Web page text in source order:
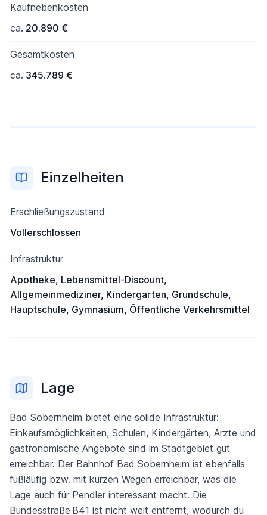
Kaufnebenkosten
ca. 20.890 €
Gesamtkosten
ca. 345.789 €
Einzelheiten
Erschließungszustand
Vollerschlossen
Infrastruktur
Apotheke, Lebensmittel-Discount,
Allgemeinmediziner, Kindergarten, Grundschule,
Hauptschule, Gymnasium, Öffentliche Verkehrsmittel
Lage
Bad Sobernheim bietet eine solide Infrastruktur:
Einkaufsmöglichkeiten, Schulen, Kindergärten, Ärzte und
gastronomische Angebote sind im Stadtgebiet gut
erreichbar. Der Bahnhof Bad Sobernheim ist ebenfalls
fußläufig bzw. mit kurzen Wegen erreichbar, was die
Lage auch für Pendler interessant macht. Die
Bundesstraße B41 ist nicht weit entfernt, wodurch du